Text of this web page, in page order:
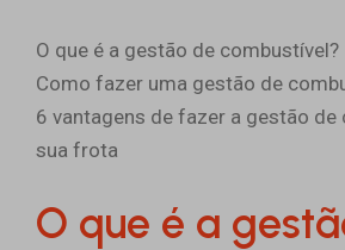
O que é a gestão de combustível?
Como fazer uma gestão de
6 vantagens de fazer a gestão de
sua frota
O que é a